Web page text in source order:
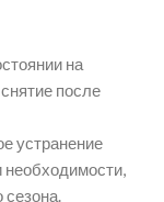
на
после
устранение
необходимости,